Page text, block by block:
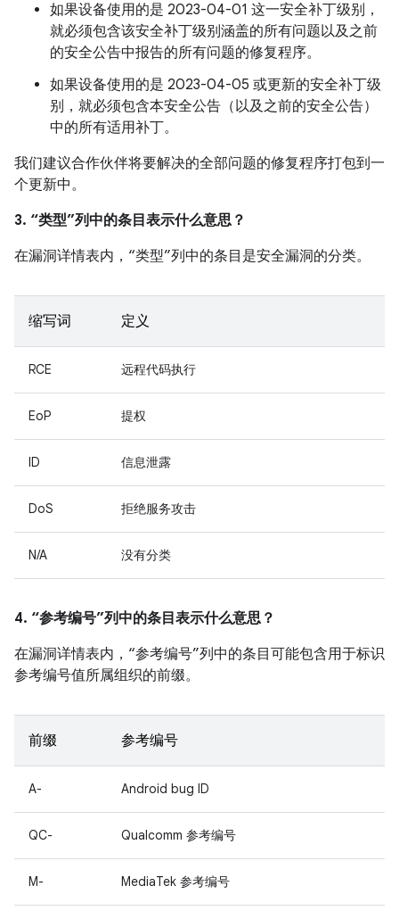
如果设备使用的是 2023-04-01 这一安全补丁级别，
就必须包含该安全补丁级别涵盖的所有问题以及之前
的安全公告中报告的所有问题的修复程序。
如果设备使用的是 2023-04-05 或更新的安全补丁级
别，就必须包含本安全公告（以及之前的安全公告）
中的所有适用补丁。
我们建议合作伙伴将要解决的全部问题的修复程序打包到一
个更新中。
3. “类型”列中的条目表示什么意思？
在漏洞详情表内，“类型”列中的条目是安全漏洞的分类。
缩写词 定义
RCE 远程代码执行
EoP 提权
ID 信息泄露
DoS 拒绝服务攻击
N/A 没有分类
4. “参考编号”列中的条目表示什么意思？
在漏洞详情表内，“参考编号”列中的条目可能包含用于标识
参考编号值所属组织的前缀。
前缀 参考编号
A- Android bug ID
QC- Qualcomm 参考编号
M- MediaTek 参考编号